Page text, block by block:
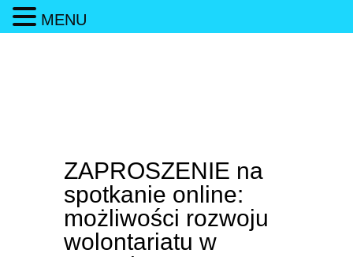
ZAPROSZENIE na
spotkanie online:
możliwości rozwoju
wolontariatu w
MENU